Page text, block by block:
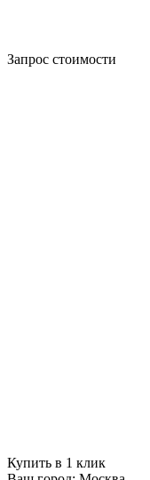
Запрос стоимости
Купить в 1 клик